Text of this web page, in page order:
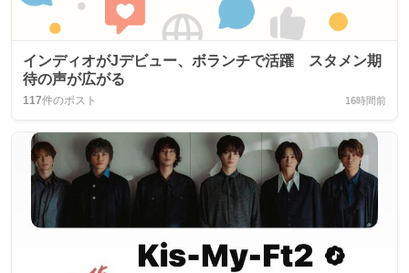
インディオがJデビュー、ボランチで活躍 スタメン期
待の声が広がる
117件のポスト 16時間前